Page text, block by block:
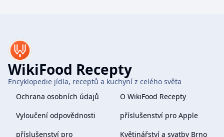
WikiFood Recepty
Encyklopedie jídla, receptů a kuchyní z celého světa
Ochrana osobních údajů
O WikiFood Recepty
Vyloučení odpovědnosti
příslušenství pro Apple
příslušenství pro
Květinářství a svatby Brno